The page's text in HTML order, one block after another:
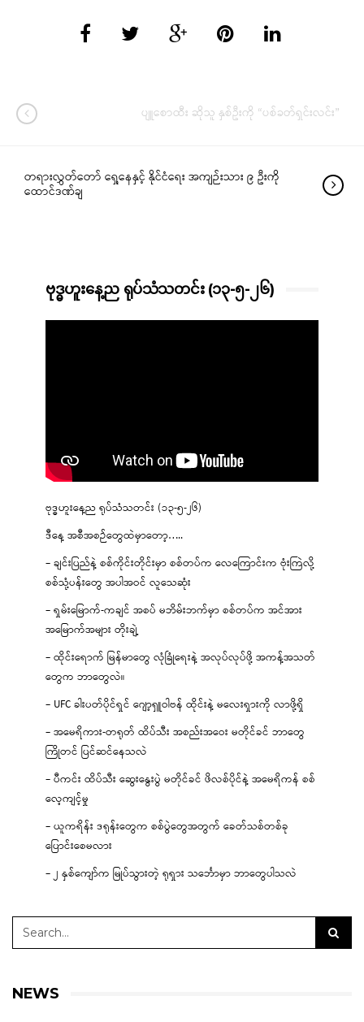
ပျူစောထီး ဆိုသူ နှစ်ဦးကို “ပစ်ခတ်ရှင်းလင်း”
တရားလွှတ်တော် ရှေ့နေနှင့် နိုင်ငံ‌ရေး အကျဉ်းသား ၉ ဦးကို
ထောင်ဒဏ်ချ
ဗုဒ္ဓဟူးနေ့ည ရုပ်သံသတင်း (၁၃-၅-၂၆)
ဗုဒ္ဓဟူးနေ့ည ရုပ်သံသတင်း (၁၃-၅-၂၆)
ဒီနေ့ အစီအစဉ်တွေထဲမှာတော့…..
– ချင်းပြည်နဲ့ စစ်ကိုင်းတိုင်းမှာ စစ်တပ်က လေကြောင်းက ဗုံးကြဲလို့
စစ်သုံ့ပန်းတွေ အပါအဝင် လူသေဆုံး
– ရှမ်းမြောက်-ကချင် အစပ် မဘိမ်းဘက်မှာ စစ်တပ်က အင်အား
အမြောက်အများ တိုးချဲ့
– ထိုင်းရောက် မြန်မာတွေ လုံခြုံရေးနဲ့ အလုပ်လုပ်ဖို့ အကန့်အသတ်
တွေက ဘာတွေလဲ။
– UFC ခါးပတ်ပိုင်ရှင် ဂျော့ရှူဝါဗန် ထိုင်းနဲ့ မလေးရှားကို လာဖို့ရှိ
– အမေရိကား-တရုတ် ထိပ်သီး အစည်းအဝေး မတိုင်ခင် ဘာတွေ
ကြိုတင် ပြင်ဆင်နေသလဲ
– ပီကင်း ထိပ်သီး ဆွေးနွေးပွဲ မတိုင်ခင် ဖိလစ်ပိုင်နဲ့ အမေရိကန် စစ်
လေ့ကျင့်မှု
– ယူကရိန်း ဒရုန်းတွေက စစ်ပွဲတွေအတွက် ခေတ်သစ်တစ်ခု
ပြောင်းစေမလား
– ၂ နှစ်ကျော်က မြုပ်သွားတဲ့ ရုရှား သင်္ဘောမှာ ဘာတွေပါသလဲ
NEWS